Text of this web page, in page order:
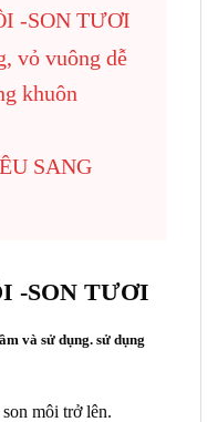
-SON TƯƠI
vỏ vuông dễ
khuôn
SANG
-SON TƯƠI
và sử dụng. sử dụng
môi trở lên.